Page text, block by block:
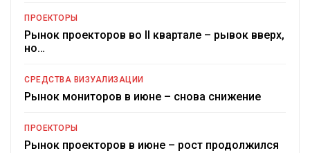
ПРОЕКТОРЫ
Рынок проекторов во II квартале – рывок вверх,
но…
СРЕДСТВА ВИЗУАЛИЗАЦИИ
Рынок мониторов в июне – снова снижение
ПРОЕКТОРЫ
Рынок проекторов в июне – рост продолжился